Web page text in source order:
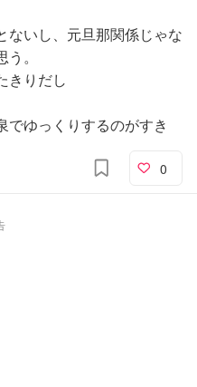
ないし、元旦那関係じゃな
。
きりだし
でゆっくりするのがすき
0